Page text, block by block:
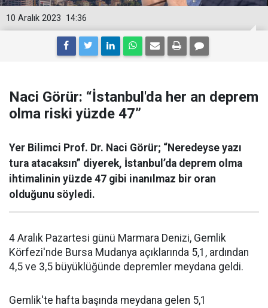
14:36
10 Aralık 2023
Naci Görür: “İstanbul'da her an deprem
olma riski yüzde 47”
Yer Bilimci Prof. Dr. Naci Görür; “Neredeyse yazı
tura atacaksın” diyerek, İstanbul’da deprem olma
ihtimalinin yüzde 47 gibi inanılmaz bir oran
olduğunu söyledi.
4 Aralık Pazartesi günü Marmara Denizi, Gemlik
Körfezi'nde Bursa Mudanya açıklarında 5,1, ardından
4,5 ve 3,5 büyüklüğünde depremler meydana geldi.
Gemlik'te hafta başında meydana gelen 5,1